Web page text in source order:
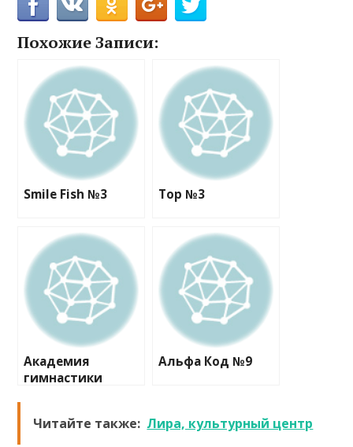
Похожие Записи:
Smile Fish №3 Top №3
Академия
гимнастики
Альфа Код №9
Читайте также: Лира, культурный центр